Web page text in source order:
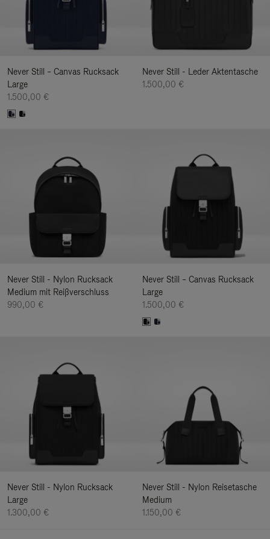
Never Still – Canvas Rucksack
Large
1.500,00 €
Never Still - Leder Aktentasche
1.500,00 €
Never Still - Nylon Rucksack
Medium mit Reißverschluss
990,00 €
Never Still – Canvas Rucksack
Large
1.500,00 €
Never Still - Nylon Rucksack
Large
1.300,00 €
Never Still - Nylon Reisetasche
Medium
1.150,00 €